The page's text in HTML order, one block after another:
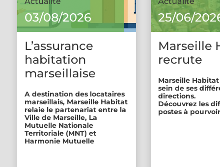
03/08/2026
L’assurance
habitation
marseillaise
A destination des locataires
marseillais, Marseille Habitat
relaie le partenariat entre la
Ville de Marseille, La
Mutuelle Nationale
Territoriale (MNT) et
Harmonie Mutuelle
25/06/
Marseille
recrute
Marseille
sein de ses
directions.
Découvrez les
postes à